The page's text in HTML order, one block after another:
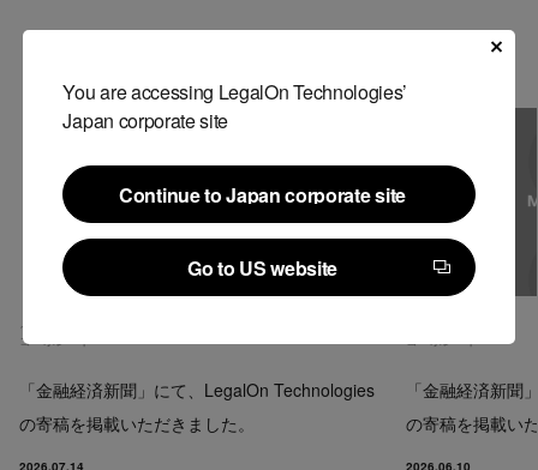
US website
You are accessing LegalOn Technologies’
Japan corporate site
Continue to Japan corporate site
Continue to Japan corporate site
Go to US website
Go to US website
コーポレート
「金融経済新聞」にて、LegalOn Technologies
の寄稿を掲載いただきました。
2026.07.14
「金融経済新聞
の寄稿を掲載い
2026.06.10